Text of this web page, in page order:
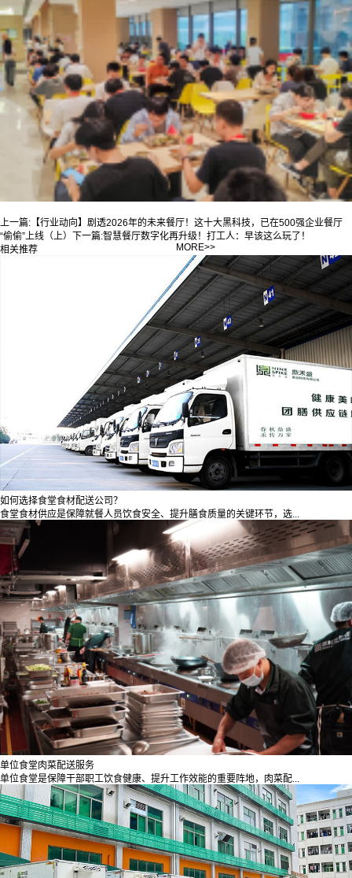
上一篇: 【行业动向】剧透2026年的未来餐厅！这十大黑科技，已在500强企业餐厅
“偷偷”上线（上）
下一篇:智慧餐厅数字化再升级！打工人：早该这么玩了！
相关推荐
MORE>>
如何选择食堂食材配送公司？
食堂食材供应是保障就餐人员饮食安全、提升膳食质量的关键环节，选...
单位食堂肉菜配送服务
单位食堂是保障干部职工饮食健康、提升工作效能的重要阵地，肉菜配...